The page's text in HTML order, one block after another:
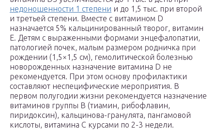
недоношенности 1 степени и до 1,5 тыс. при второй
и третьей степени. Вместе с витамином D
назначается 5% кальцинированный творог, витамин
E. Детям с выраженными формами энцефалопатии,
патологией почек, малым размером родничка при
рождении (1,5×1,5 см), гемолитической болезнью
новорожденных назначение витамина D не
рекомендуется. При этом основу профилактики
составляют неспецифические мероприятия. В
первом полугодии жизни рекомендуется назначение
витаминов группы B (тиамин, рибофлавин,
пиридоксин), кальцинова-гранулята, пангамовой
кислоты, витамина C курсами по 2-3 недели.